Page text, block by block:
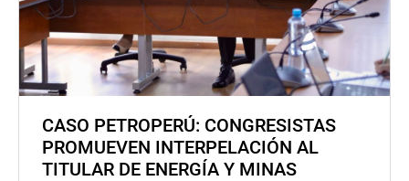
CASO PETROPERÚ: CONGRESISTAS
PROMUEVEN INTERPELACIÓN AL
TITULAR DE ENERGÍA Y MINAS